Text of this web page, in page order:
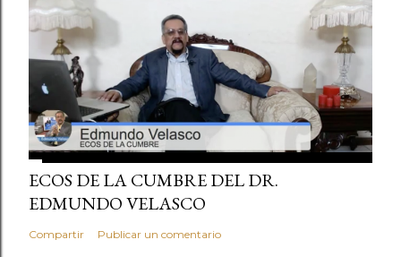
ECOS DE LA CUMBRE DEL DR.
EDMUNDO VELASCO
Compartir Publicar un comentario